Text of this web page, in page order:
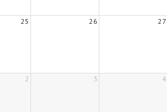
25 26 27
2 3 4